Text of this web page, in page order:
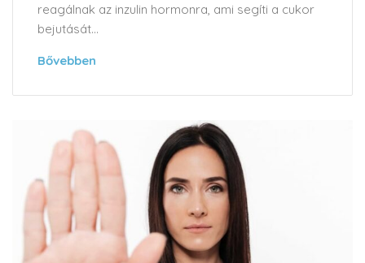
reagálnak az inzulin hormonra, ami segíti a cukor
bejutását...
Bővebben